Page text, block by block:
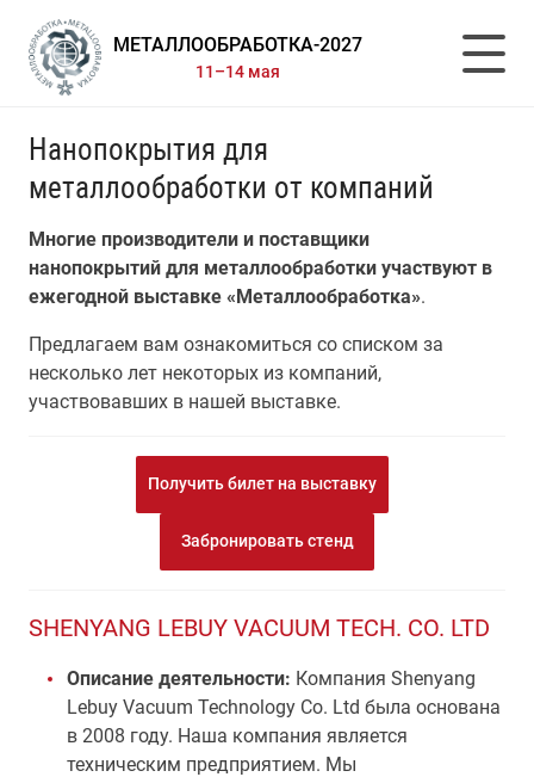
МЕТАЛЛООБРАБОТКА-2027
11–14 мая
Нанопокрытия для
металлообработки от компаний
Многие производители и поставщики
нанопокрытий для металлообработки участвуют в
ежегодной выставке «Металлообработка».
Предлагаем вам ознакомиться со списком за
несколько лет некоторых из компаний,
участвовавших в нашей выставке.
Получить билет на выставку
Забронировать стенд
SHENYANG LEBUY VACUUM TECH. CO. LTD
Описание деятельности: Компания Shenyang
Lebuy Vacuum Technology Co. Ltd была основана
в 2008 году. Наша компания является
техническим предприятием. Мы